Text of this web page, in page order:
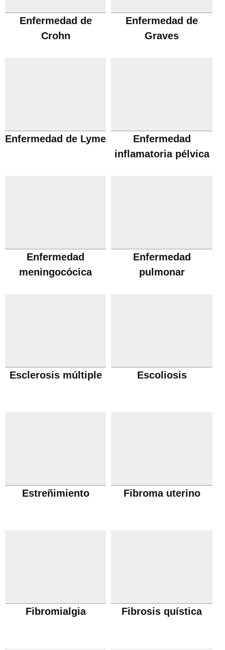
Enfermedad de
Crohn
Enfermedad de
Graves
Enfermedad de Lyme
Enfermedad
inflamatoria pélvica
Enfermedad
meningocócica
Enfermedad
pulmonar
Esclerosis múltiple Escoliosis
Estreñimiento Fibroma uterino
Fibromialgia Fibrosis quística